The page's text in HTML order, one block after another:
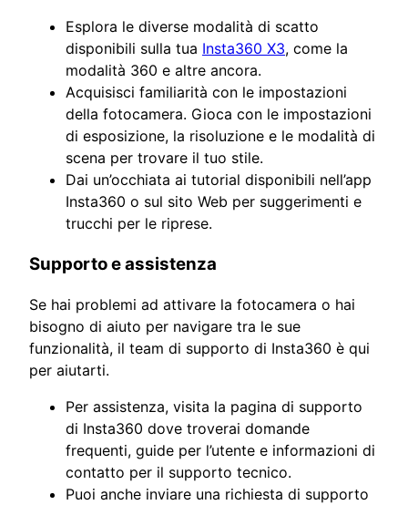
Esplora le diverse modalità di scatto
disponibili sulla tua Insta360 X3, come la
modalità 360 e altre ancora.
Acquisisci familiarità con le impostazioni
della fotocamera. Gioca con le impostazioni
di esposizione, la risoluzione e le modalità di
scena per trovare il tuo stile.
Dai un’occhiata ai tutorial disponibili nell’app
Insta360 o sul sito Web per suggerimenti e
trucchi per le riprese.
Supporto e assistenza
Se hai problemi ad attivare la fotocamera o hai
bisogno di aiuto per navigare tra le sue
funzionalità, il team di supporto di Insta360 è qui
per aiutarti.
Per assistenza, visita la pagina di supporto
di Insta360 dove troverai domande
frequenti, guide per l’utente e informazioni di
contatto per il supporto tecnico.
Puoi anche inviare una richiesta di supporto